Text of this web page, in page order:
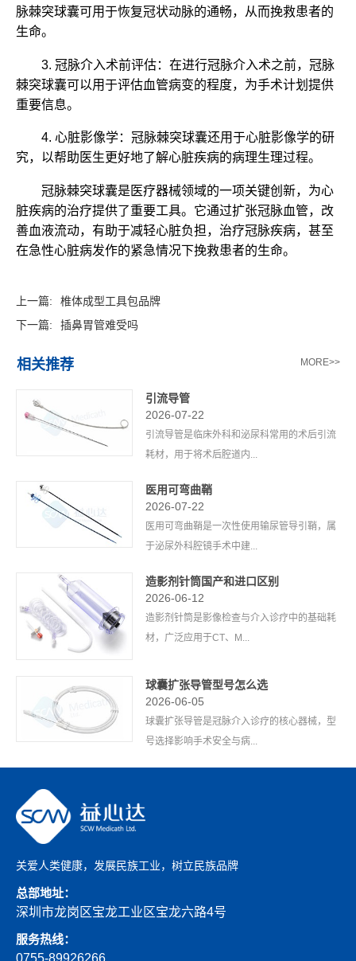
脉棘突球囊可用于恢复冠状动脉的通畅，从而挽救患者的
生命。
3. 冠脉介入术前评估：在进行冠脉介入术之前，冠脉
棘突球囊可以用于评估血管病变的程度，为手术计划提供
重要信息。
4. 心脏影像学：冠脉棘突球囊还用于心脏影像学的研
究，以帮助医生更好地了解心脏疾病的病理生理过程。
冠脉棘突球囊是医疗器械领域的一项关键创新，为心
脏疾病的治疗提供了重要工具。它通过扩张冠脉血管，改
善血液流动，有助于减轻心脏负担，治疗冠脉疾病，甚至
在急性心脏病发作的紧急情况下挽救患者的生命。
上一篇:
椎体成型工具包品牌
下一篇:
插鼻胃管难受吗
相关推荐 MORE>>
引流导管
2026-07-22
引流导管是临床外科和泌尿科常用的术后引流
耗材，用于将术后腔道内...
医用可弯曲鞘
2026-07-22
医用可弯曲鞘是一次性使用输尿管导引鞘，属
于泌尿外科腔镜手术中建...
造影剂针筒国产和进口区别
2026-06-12
造影剂针筒是影像检查与介入诊疗中的基础耗
材，广泛应用于CT、M...
球囊扩张导管型号怎么选
2026-06-05
球囊扩张导管是冠脉介入诊疗的核心器械，型
号选择影响手术安全与病...
关爱人类健康，发展民族工业，树立民族品牌
总部地址：
深圳市龙岗区宝龙工业区宝龙六路4号
服务热线：
0755-89926266